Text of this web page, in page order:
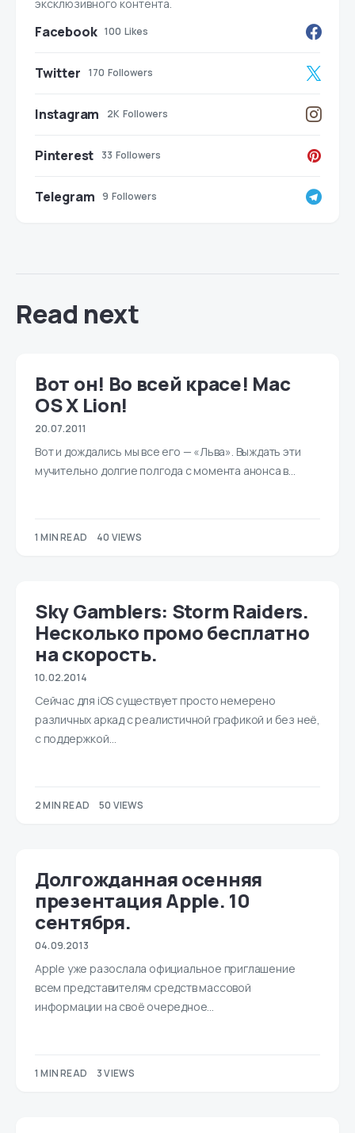
эксклюзивного контента.
Facebook 100 Likes
Twitter 170 Followers
Instagram 2K Followers
Pinterest 33 Followers
Telegram 9 Followers
Read next
Вот он! Во всей красе! Mac
OS X Lion!
20.07.2011
Вот и дождались мы все его — «Льва». Выждать эти
мучительно долгие полгода с момента анонса в…
1 MIN READ 40 VIEWS
Sky Gamblers: Storm Raiders.
Несколько промо бесплатно
на скорость.
10.02.2014
Сейчас для iOS существует просто немерено
различных аркад с реалистичной графикой и без неё,
с поддержкой…
2 MIN READ 50 VIEWS
Долгожданная осенняя
презентация Apple. 10
сентября.
04.09.2013
Apple уже разослала официальное приглашение
всем представителям средств массовой
информации на своё очередное…
1 MIN READ 3 VIEWS